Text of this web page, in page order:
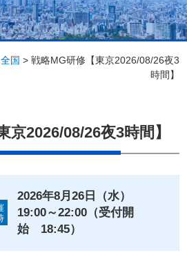
専門家の
介
Expert
申し込み
Members
全国 > 戦略MG研修【東京2026/08/26夜3
時間】
京2026/08/26夜3時間】
2026年8月26日（水）
19:00～22:00（受付開
始 18:45）